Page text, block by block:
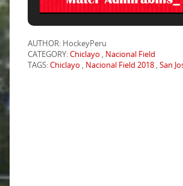
AUTHOR: HockeyPeru
CATEGORY:Chiclayo , Nacional Field
TAGS:Chiclayo , Nacional Field 2018 ,San